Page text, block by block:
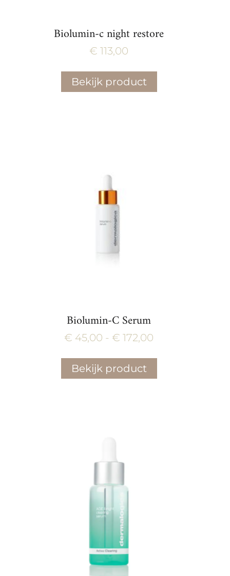
Biolumin-c night restore
€ 113,00
Bekijk product
Biolumin-C Serum
€ 45,00 - € 172,00
€ 45,00
tot
Bekijk product